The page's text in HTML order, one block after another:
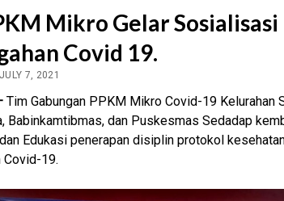
Mikro Gelar Sosialisasi
Covid 19.
7, 2021
Tim Gabungan PPKM Mikro Covid-19 Kelurahan
Babinkamtibmas, dan Puskesmas Sedadap
Edukasi penerapan disiplin protokol
Covid-19.